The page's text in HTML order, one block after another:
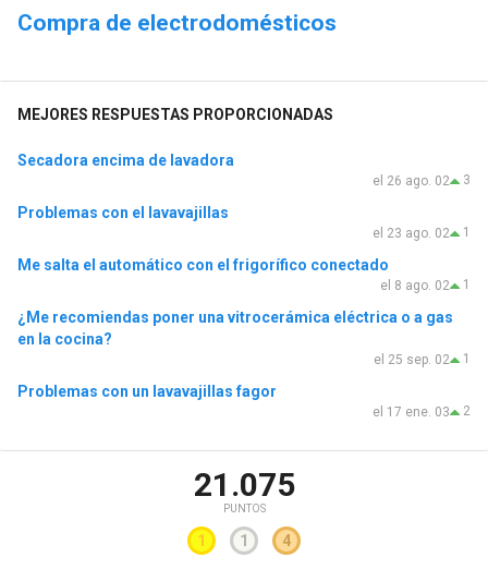
Compra de electrodomésticos
MEJORES RESPUESTAS PROPORCIONADAS
Secadora encima de lavadora
3
el 26 ago. 02
Problemas con el lavavajillas
1
el 23 ago. 02
Me salta el automático con el frigorífico conectado
1
el 8 ago. 02
¿Me recomiendas poner una vitrocerámica eléctrica o a gas
en la cocina?
1
el 25 sep. 02
Problemas con un lavavajillas fagor
2
el 17 ene. 03
21.075
PUNTOS
1 1 4